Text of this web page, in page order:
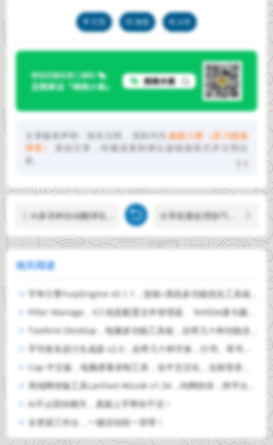
打赏 海报 分享
文章版权声明：除非注明，否则均为 贱贱小窝（原刀贱贱
博客）
原创文章，转载或复制请以超链接形式并注明出
处。
相关阅读
宇奇引擎YuqiEngine v0.1.1，游戏+系统多功能优化工具箱，共计500+项性能优化设置，覆盖：游戏优化、内存优化、音频优化、性能加速、CPU 优化、显卡优化、网络优化、隐私保护、系统调校、
Filter Manage，ICC色彩配置文件管理器、 NVIDIA显卡颜色设置工具，亮度、对比度、伽马值、数字震动，显卡红绿蓝色彩都能单独精细调整，效果实时显示，支持参数配置方案保存、快捷键调节、进
ToolKnit Desktop，电脑多功能工具箱，自带几十种功能含本地AI，涵盖PDF文档处理、图片、音频、视频、文本、计算器、创意和本地AI八大工具分类，所有文件处理均在本地离线完成，无需联网，不
手写签名设计生成器 v2.0，自带几十种字体，行书、草书、毛笔楷体等，支持自定义导入，生成好的签名，既能保存成图片，也能导出成Word格式，适用于电子文档、PDF批注落款，能播放笔画书写轨迹，可临摹练
Cap 中文版，电脑屏幕录制工具，全中文汉化，去除登录限制，完全免费使用，自带即时模式、工作室模式、截图模式，可随鼠标点击自动缩放视频画面，省去后期剪辑步骤，内置编辑器，录屏剪辑二合一
局域网传输工具LanFast-Wzzok v1.34，内网快传，跨平台局域网文件互传，Win7至Win11全系统适配，兼容LocalSend协议，可与 Windows、macOS、Linux、Andr
AI不止陪你聊天，真能上手帮你干活！
全资源工作台，一键启动统一管理！